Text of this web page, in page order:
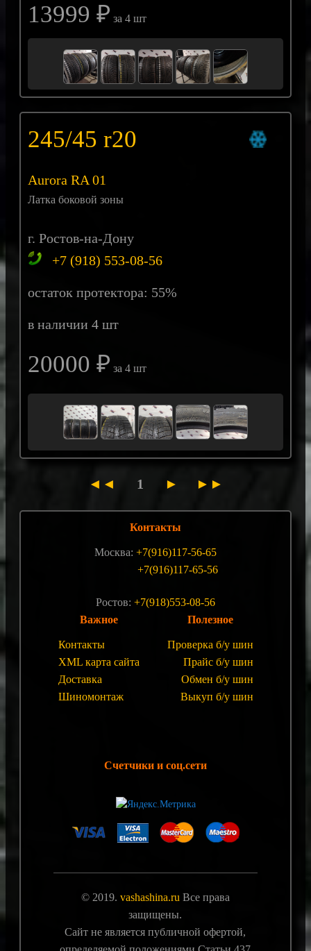
13999 ₽ за 4 шт
245/45 r20
Aurora RA 01
Латка боковой зоны
г. Ростов-на-Дону
+7 (918) 553-08-56
остаток протектора: 55%
в наличии 4 шт
20000 ₽ за 4 шт
◄◄ 1 ► ►►
Контакты
Москва: +7(916)117-56-65
+7(916)117-65-56
Ростов: +7(918)553-08-56
Важное
Контакты
XML карта сайта
Доставка
Шиномонтаж
Полезное
Проверка б/у шин
Прайс б/у шин
Обмен б/у шин
Выкуп б/у шин
Счетчики и соц.сети
© 2019. vashashina.ru Все права
защищены.
Сайт не является публичной офертой,